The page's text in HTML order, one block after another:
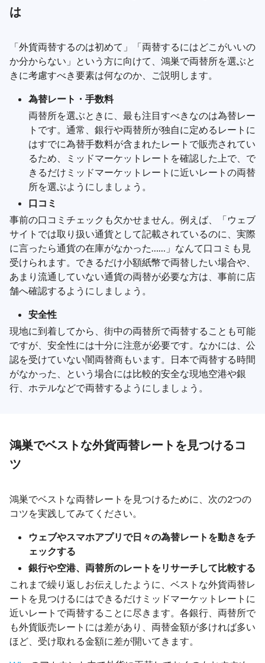
は
「外貨両替するのは初めて」「両替するにはどこがいいの
か分からない」という方に向けて、鴻巣で両替所を選ぶと
きに考慮すべき要素は何なのか、ご説明します。
為替レート・手数料
両替所を選ぶときに、最も注目すべきなのは為替レー
トです。通常、銀行や両替所が独自に定めるレートに
はすでに為替手数料が含まれたレートで販売されてい
るため、ミッドマーケットレートを確認した上で、で
きるだけミッドマーケットレートに近いレートの両替
所を選ぶようにしましょう。
口コミ
事前の口コミチェックも欠かせません。例えば、「ウェブ
サイトでは取り扱い通貨として記載されているのに、実際
に言ったら通貨の在庫がなかった……」なんて口コミも見
受けられます。できるだけ小額紙幣で両替したい場合や、
あまり流通していない通貨の両替が必要な方は、事前に店
舗へ確認するようにしましょう。
安全性
現地に到着してから、街中の両替所で両替することも可能
ですが、安全性には十分に注意が必要です。なかには、公
認を受けていない闇両替商もいます。日本で両替する時間
がなかった、という場合には比較的安全な現地空港や銀
行、ホテルなどで両替するようにしましょう。
鴻巣でベストな外貨両替レートを見つけるコ
ツ
鴻巣でベストな両替レートを見つけるために、次の2つの
コツを実践してみてください。
ウェブやスマホアプリで日々の為替レートを動きをチ
ェックする
銀行や空港、両替所のレートをリサーチして比較する
これまで繰り返しお伝えしたように、ベストな外貨両替レ
ートを見つけるにはできるだけミッドマーケットレートに
近いレートで両替することに尽きます。各銀行、両替所で
も外貨販売レートには差があり、両替金額が多ければ多い
ほど、受け取れる金額に差が開いてきます。